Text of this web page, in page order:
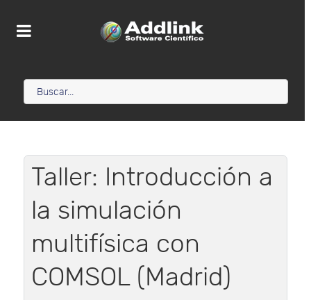
Taller: Introducción a
la simulación
multifísica con
COMSOL (Madrid)